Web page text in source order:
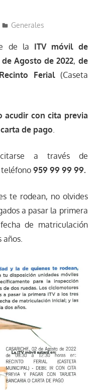
Generales
de la ITV móvil de
Agosto de 2022, de
Ferial(Caseta
acudir con cita previa
de pago.
a través de
959 99 99 99.
te rodean, no olvides
a pasar la primera
de matriculación
años.